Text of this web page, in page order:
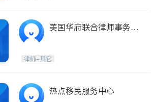
美国华府联合律师事务所
律师-其它
热点移民服务中心